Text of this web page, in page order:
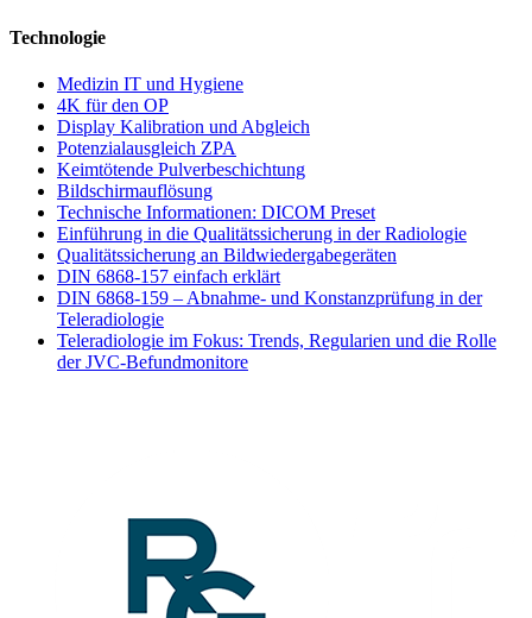
Technologie
Medizin IT und Hygiene
4K für den OP
Display Kalibration und Abgleich
Potenzialausgleich ZPA
Keimtötende Pulverbeschichtung
Bildschirmauflösung
Technische Informationen: DICOM Preset
Einführung in die Qualitätssicherung in der Radiologie
Qualitätssicherung an Bildwiedergabegeräten
DIN 6868-157 einfach erklärt
DIN 6868-159 – Abnahme- und Konstanzprüfung in der
Teleradiologie
Teleradiologie im Fokus: Trends, Regularien und die Rolle
der JVC-Befundmonitore